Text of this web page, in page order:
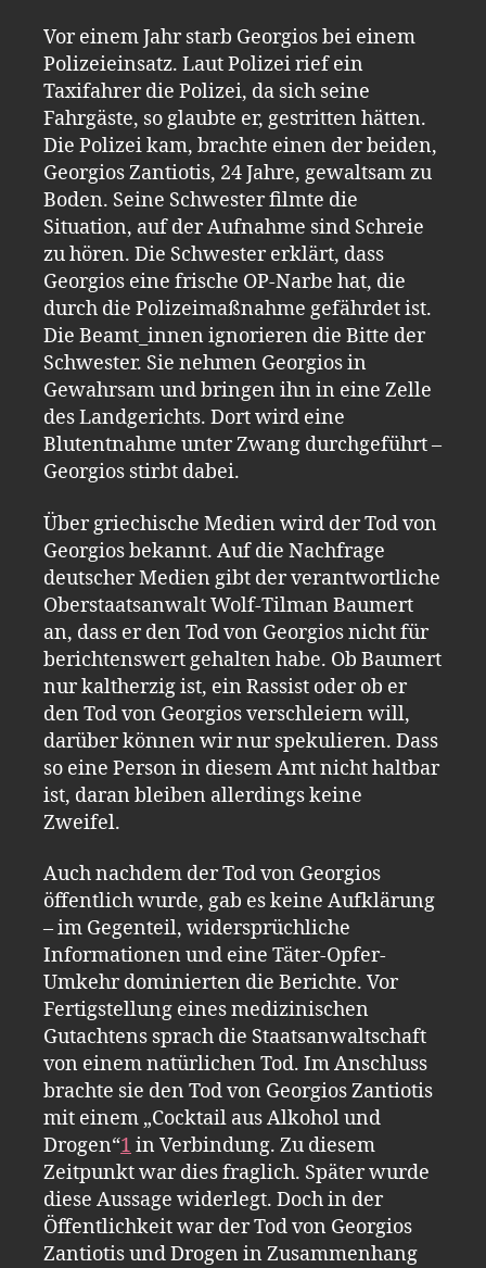
Vor einem Jahr starb Georgios bei einem
Polizeieinsatz. Laut Polizei rief ein
Taxifahrer die Polizei, da sich seine
Fahrgäste, so glaubte er, gestritten hätten.
Die Polizei kam, brachte einen der beiden,
Georgios Zantiotis, 24 Jahre, gewaltsam zu
Boden. Seine Schwester filmte die
Situation, auf der Aufnahme sind Schreie
zu hören. Die Schwester erklärt, dass
Georgios eine frische OP-Narbe hat, die
durch die Polizeimaßnahme gefährdet ist.
Die Beamt_innen ignorieren die Bitte der
Schwester. Sie nehmen Georgios in
Gewahrsam und bringen ihn in eine Zelle
des Landgerichts. Dort wird eine
Blutentnahme unter Zwang durchgeführt –
Georgios stirbt dabei.
Über griechische Medien wird der Tod von
Georgios bekannt. Auf die Nachfrage
deutscher Medien gibt der verantwortliche
Oberstaatsanwalt Wolf-Tilman Baumert
an, dass er den Tod von Georgios nicht für
berichtenswert gehalten habe. Ob Baumert
nur kaltherzig ist, ein Rassist oder ob er
den Tod von Georgios verschleiern will,
darüber können wir nur spekulieren. Dass
so eine Person in diesem Amt nicht haltbar
ist, daran bleiben allerdings keine
Zweifel.
Auch nachdem der Tod von Georgios
öffentlich wurde, gab es keine Aufklärung
– im Gegenteil, widersprüchliche
Informationen und eine Täter-Opfer-
Umkehr dominierten die Berichte. Vor
Fertigstellung eines medizinischen
Gutachtens sprach die Staatsanwaltschaft
von einem natürlichen Tod. Im Anschluss
brachte sie den Tod von Georgios Zantiotis
mit einem „Cocktail aus Alkohol und
Drogen“1 in Verbindung. Zu diesem
Zeitpunkt war dies fraglich. Später wurde
diese Aussage widerlegt. Doch in der
Öffentlichkeit war der Tod von Georgios
Zantiotis und Drogen in Zusammenhang